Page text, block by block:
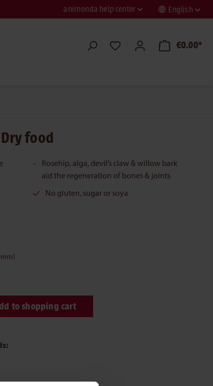
animonda help center English
€0.00*
food
Rosehip, alga, devil‘s claw & willow bark
aid the regeneration of bones & joints
No gluten, sugar or soya
or use the buttons to increase or decrease the quantity.
to shopping cart